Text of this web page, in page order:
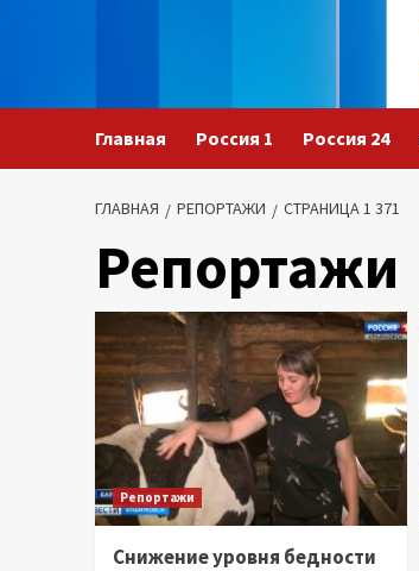
Главная Россия 1 Россия 24
ГЛАВНАЯ РЕПОРТАЖИ СТРАНИЦА 1 371
Репортажи
Репортажи
Снижение уровня бедности